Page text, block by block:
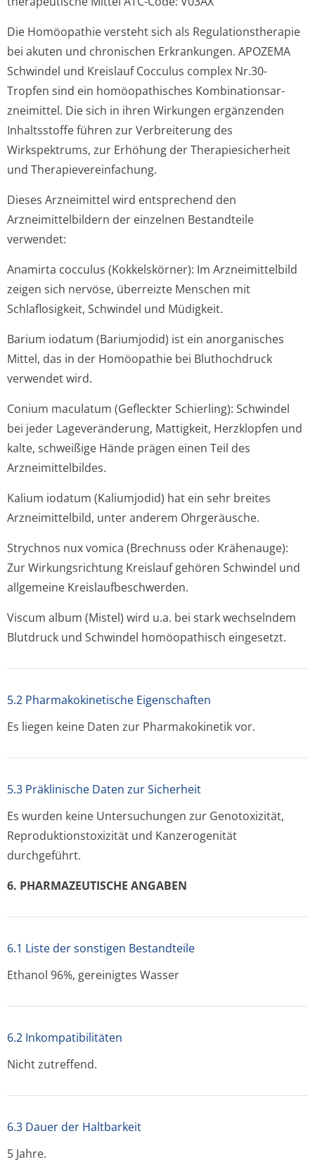
Die Homöopathie versteht sich als Regulationstherapie
bei akuten und chronischen Erkrankungen. APOZEMA
Schwindel und Kreislauf Cocculus complex Nr.30-
Tropfen sind ein homöopathisches Kombinationsar­
zneimittel. Die sich in ihren Wirkungen ergänzenden
Inhaltsstoffe führen zur Verbreiterung des
Wirkspektrums, zur Erhöhung der Therapiesicherheit
und Therapieverein­fachung.
Dieses Arzneimittel wird entsprechend den
Arzneimittelbildern der einzelnen Bestandteile
verwendet:
Anamirta cocculus (Kokkelskörner): Im Arzneimittelbild
zeigen sich nervöse, überreizte Menschen mit
Schlaflosigkeit, Schwindel und Müdigkeit.
Barium iodatum (Bariumjodid) ist ein anorganisches
Mittel, das in der Homöopathie bei Bluthochdruck
verwendet wird.
Conium maculatum (Gefleckter Schierling): Schwindel
bei jeder Lageveränderung, Mattigkeit, Herzklopfen und
kalte, schweißige Hände prägen einen Teil des
Arzneimittelbildes.
Kalium iodatum (Kaliumjodid) hat ein sehr breites
Arzneimittelbild, unter anderem Ohrgeräusche.
Strychnos nux vomica (Brechnuss oder Krähenauge):
Zur Wirkungsrichtung Kreislauf gehören Schwindel und
allgemeine Kreislaufbeschwer­den.
Viscum album (Mistel) wird u.a. bei stark wechselndem
Blutdruck und Schwindel homöopathisch eingesetzt.
5.2 Pharmakokinetische Eigenschaften
Es liegen keine Daten zur Pharmakokinetik vor.
5.3 Präklinische Daten zur Sicherheit
Es wurden keine Untersuchungen zur Genotoxizität,
Reproduktionsto­xizität und Kanzerogenität
durchgeführt.
6. PHARMAZEUTISCHE ANGABEN
6.1 Liste der sonstigen Bestandteile
Ethanol 96%, gereinigtes Wasser
6.2 Inkompatibilitäten
Nicht zutreffend.
6.3 Dauer der Haltbarkeit
5 Jahre.